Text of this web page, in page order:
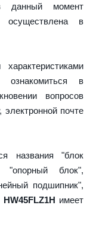
данный момент
осуществлена в
ознакомиться в
вопросов
почте
названия "блок
"опорный блок",
подшипник",
имеет